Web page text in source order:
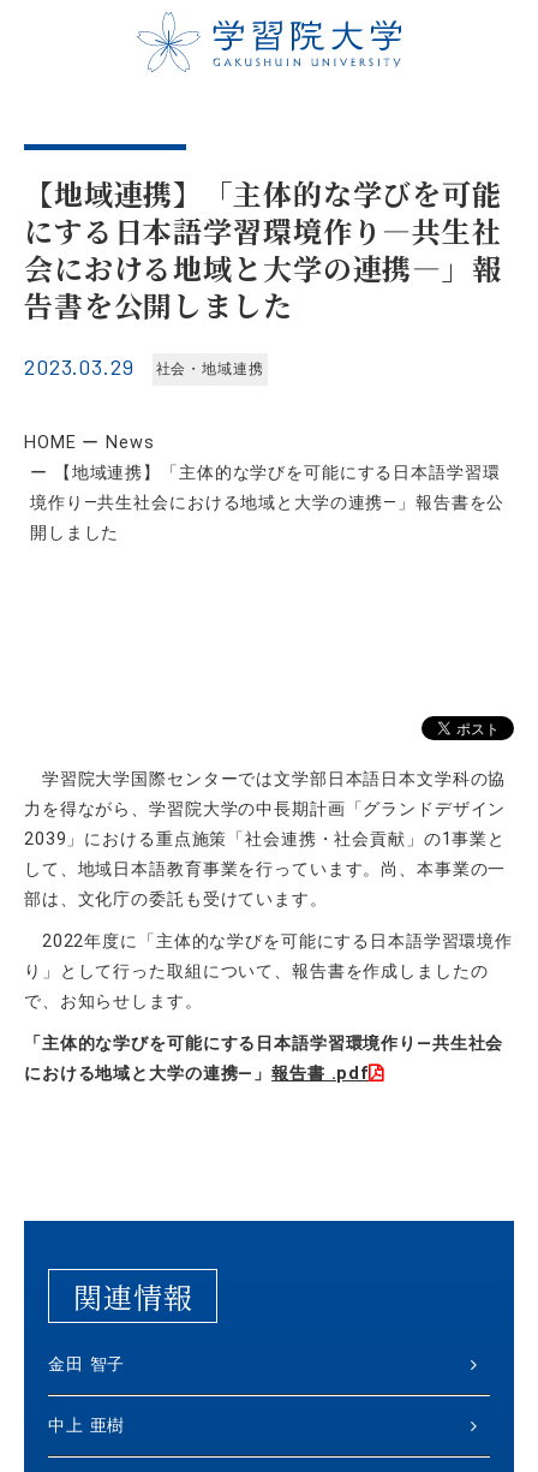
【地域連携】「主体的な学びを可能
にする日本語学習環境作り―共生社
会における地域と大学の連携―」報
告書を公開しました
2023.03.29 社会・地域連携
HOME
News
【地域連携】「主体的な学びを可能にする日本語学習環
境作り―共生社会における地域と大学の連携―」報告書を公
開しました
学習院大学国際センターでは文学部日本語日本文学科の協
力を得ながら、学習院大学の中長期計画「グランドデザイン
2039」における重点施策「社会連携・社会貢献」の1事業と
して、地域日本語教育事業を行っています。尚、本事業の一
部は、文化庁の委託も受けています。
2022年度に「主体的な学びを可能にする日本語学習環境作
り」として行った取組について、報告書を作成しましたの
で、お知らせします。
「主体的な学びを可能にする日本語学習環境作り―共生社会
における地域と大学の連携―」報告書 .pdf
関連情報
金田 智子
中上 亜樹